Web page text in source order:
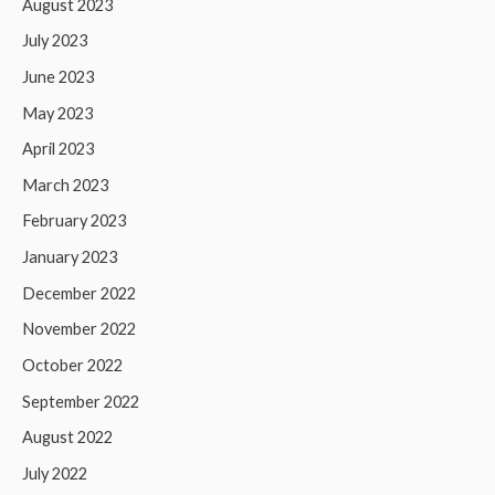
August 2023
July 2023
June 2023
May 2023
April 2023
March 2023
February 2023
January 2023
December 2022
November 2022
October 2022
September 2022
August 2022
July 2022